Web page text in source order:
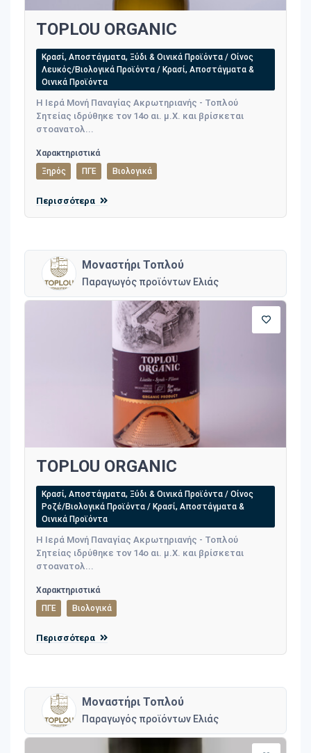
TOPLOU ORGANIC
Κρασί, Αποστάγματα, Ξύδι & Οινικά Προϊόντα / Οίνος
Λευκός/Βιολογικά Προϊόντα / Κρασί, Αποστάγματα &
Οινικά Προϊόντα
Η Ιερά Μονή Παναγίας Ακρωτηριανής - Τοπλού
Σητείας ιδρύθηκε τον 14ο αι. μ.Χ. και βρίσκεται
στοανατολ...
Χαρακτηριστικά
Ξηρός
ΠΓΕ Βιολογικά
Περισσότερα
Μοναστήρι Τοπλού
Παραγωγός προϊόντων Ελιάς
TOPLOU ORGANIC
Κρασί, Αποστάγματα, Ξύδι & Οινικά Προϊόντα / Οίνος
Ροζέ/Βιολογικά Προϊόντα / Κρασί, Αποστάγματα &
Οινικά Προϊόντα
Η Ιερά Μονή Παναγίας Ακρωτηριανής - Τοπλού
Σητείας ιδρύθηκε τον 14ο αι. μ.Χ. και βρίσκεται
στοανατολ...
Χαρακτηριστικά
ΠΓΕ
Βιολογικά
Περισσότερα
Μοναστήρι Τοπλού
Παραγωγός προϊόντων Ελιάς